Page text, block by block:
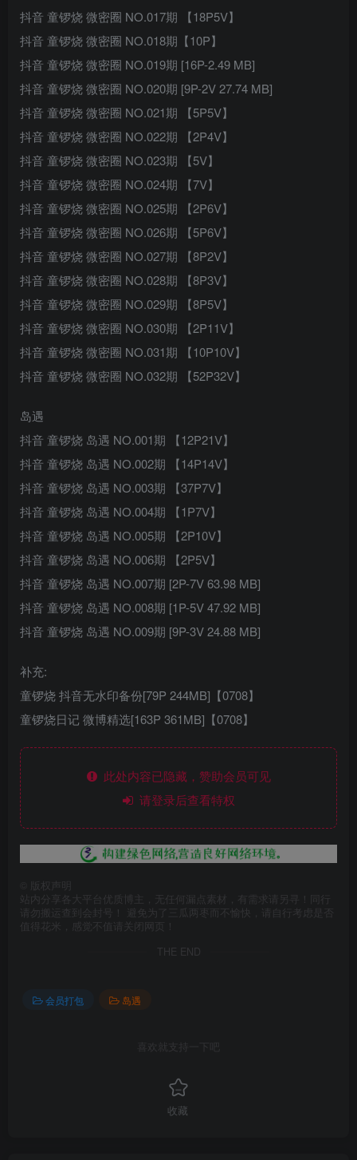
抖音 童锣烧 微密圈 NO.017期 【18P5V】
抖音 童锣烧 微密圈 NO.018期【10P】
抖音 童锣烧 微密圈 NO.019期 [16P-2.49 MB]
抖音 童锣烧 微密圈 NO.020期 [9P-2V 27.74 MB]
抖音 童锣烧 微密圈 NO.021期 【5P5V】
抖音 童锣烧 微密圈 NO.022期 【2P4V】
抖音 童锣烧 微密圈 NO.023期 【5V】
抖音 童锣烧 微密圈 NO.024期 【7V】
抖音 童锣烧 微密圈 NO.025期 【2P6V】
抖音 童锣烧 微密圈 NO.026期 【5P6V】
抖音 童锣烧 微密圈 NO.027期 【8P2V】
抖音 童锣烧 微密圈 NO.028期 【8P3V】
抖音 童锣烧 微密圈 NO.029期 【8P5V】
抖音 童锣烧 微密圈 NO.030期 【2P11V】
抖音 童锣烧 微密圈 NO.031期 【10P10V】
抖音 童锣烧 微密圈 NO.032期 【52P32V】
岛遇
抖音 童锣烧 岛遇 NO.001期 【12P21V】
抖音 童锣烧 岛遇 NO.002期 【14P14V】
抖音 童锣烧 岛遇 NO.003期 【37P7V】
抖音 童锣烧 岛遇 NO.004期 【1P7V】
抖音 童锣烧 岛遇 NO.005期 【2P10V】
抖音 童锣烧 岛遇 NO.006期 【2P5V】
抖音 童锣烧 岛遇 NO.007期 [2P-7V 63.98 MB]
抖音 童锣烧 岛遇 NO.008期 [1P-5V 47.92 MB]
抖音 童锣烧 岛遇 NO.009期 [9P-3V 24.88 MB]
补充:
童锣烧 抖音无水印备份[79P 244MB]【0708】
童锣烧日记 微博精选[163P 361MB]【0708】
此处内容已隐藏，赞助会员可见
请登录后查看特权
版权声明
站内分享各大平台优质博主，无任何漏点素材，有需求请另寻！同行
请勿搬运查到会封号！ 避免为了三瓜两枣而不愉快，请自行考虑是否
值得花米，感觉不值请关闭网页！
THE END
会员打包 岛遇
喜欢就支持一下吧
收藏